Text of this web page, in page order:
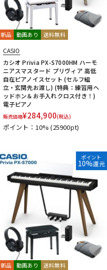
新品 動画あり 送料無料
CASIO
カシオ Privia PX-S7000HM ハーモ
ニアスマスタード プリヴィア 高低
自在ピアノイスセット (セルフ組
立・玄関先お渡し) (特典：練習用ヘ
ッドホン＆お手入れクロス付き！)
電子ピアノ
販売価格¥284,900(税込)
ポイント：10%(25900pt)
ポイント
10%還元
新品 動画あり 送料無料